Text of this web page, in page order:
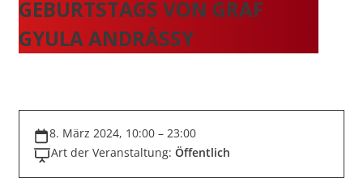
GEBURTSTAGS VON GRAF
GYULA ANDRÁSSY
8. März 2024, 10:00 – 23:00
Art der Veranstaltung: Öffentlich